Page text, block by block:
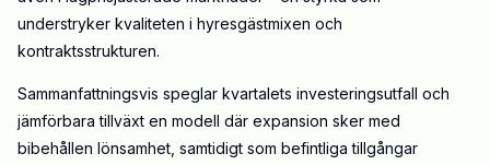
understryker kvaliteten i hyresgästmixen och
kontraktsstrukturen.
Sammanfattningsvis speglar kvartalets investeringsutfall och
jämförbara tillväxt en modell där expansion sker med
bibehållen lönsamhet, samtidigt som befintliga tillgångar